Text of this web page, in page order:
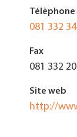
Télèphone
081 332
Fax
081 332
Site web
http://